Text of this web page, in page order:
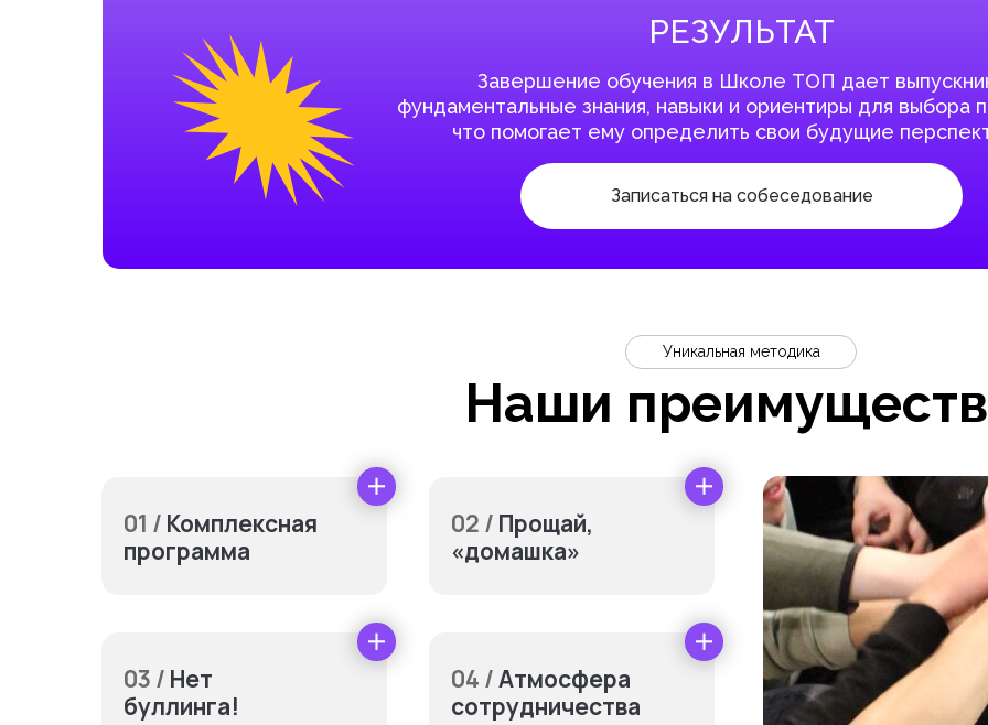
РЕЗУЛЬТАТ
Завершение обучения в Школе ТОП дает
фундаментальные знания, навыки и ориентиры для выбора
что помогает ему определить свои будущие
Записаться на собеседование
Наши
Уникальная методика
01 / Комплексная
программа
02 / Прощай,
«домашка»
03 / Нет
буллинга!
04 /Атмосфера
сотрудничества